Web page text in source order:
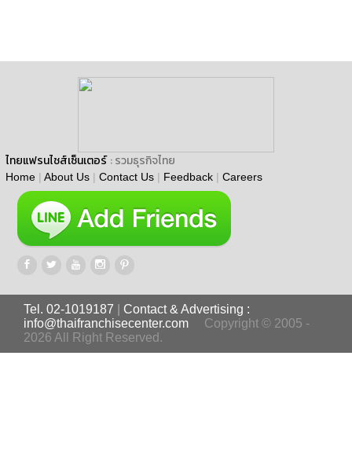
ไทยแฟรนไชส์เซ็นเตอร์ : รวมธุรกิจไทย
Home | About Us | Contact Us | Feedback | Careers
Tel. 02-1019187
Contact & Advertising :
info@thaifranchisecenter.com
Copyright © 2005 -
2026 All Right Reserved.